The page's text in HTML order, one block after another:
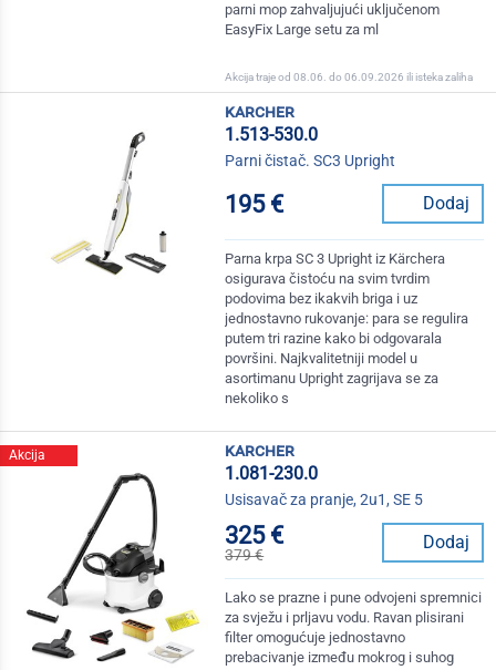
parni mop zahvaljujući uključenom
EasyFix Large setu za ml
Akcija traje od 08.06. do 06.09.2026 ili isteka zaliha
karcher
1.513-530.0
Parni čistač. SC3 Upright
195 € Dodaj
Parna krpa SC 3 Upright iz Kärchera
osigurava čistoću na svim tvrdim
podovima bez ikakvih briga i uz
jednostavno rukovanje: para se regulira
putem tri razine kako bi odgovarala
površini. Najkvalitetniji model u
asortimanu Upright zagrijava se za
nekoliko s
Akcija
karcher
1.081-230.0
Usisavač za pranje, 2u1, SE 5
325 €
379 €
Dodaj
Lako se prazne i pune odvojeni spremnici
za svježu i prljavu vodu. Ravan plisirani
filter omogućuje jednostavno
prebacivanje između mokrog i suhog